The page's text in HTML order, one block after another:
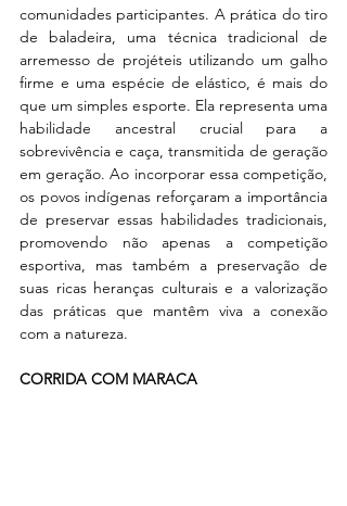
comunidades participantes. A prática do tiro
de baladeira, uma técnica tradicional de
arremesso de projéteis utilizando um galho
firme e uma espécie de elástico, é mais do
que um simples esporte. Ela representa uma
habilidade ancestral crucial para a
sobrevivência e caça, transmitida de geração
em geração. Ao incorporar essa competição,
os povos indígenas reforçaram a importância
de preservar essas habilidades tradicionais,
promovendo não apenas a competição
esportiva, mas também a preservação de
suas ricas heranças culturais e a valorização
das práticas que mantêm viva a conexão
com a natureza.
CORRIDA COM MARACA